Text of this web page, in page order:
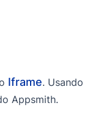
Iframe. Usando
Appsmith.